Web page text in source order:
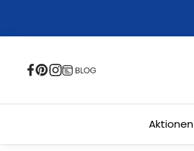
content
Aktionen